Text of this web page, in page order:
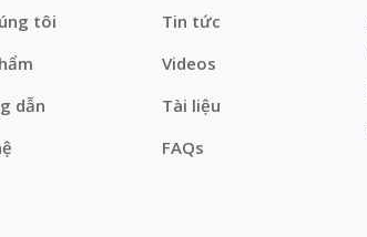
tôi
dẫn
Tin tức
Videos
Tài liệu
FAQs